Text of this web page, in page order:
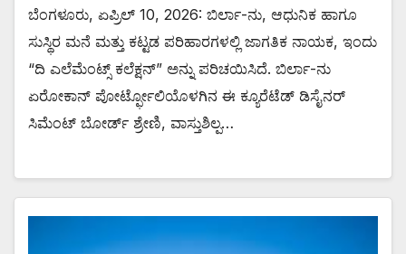
ಬೆಂಗಳೂರು, ಏಪ್ರಿಲ್ 10, 2026: ಬಿರ್ಲಾ-ನು, ಆಧುನಿಕ ಹಾಗೂ
ಸುಸ್ಥಿರ ಮನೆ ಮತ್ತು ಕಟ್ಟಡ ಪರಿಹಾರಗಳಲ್ಲಿ ಜಾಗತಿಕ ನಾಯಕ, ಇಂದು
“ದಿ ಎಲೆಮೆಂಟ್ಸ್ ಕಲೆಕ್ಷನ್” ಅನ್ನು ಪರಿಚಯಿಸಿದೆ. ಬಿರ್ಲಾ-ನು
ಏರೋಕಾನ್ ಪೋರ್ಟ್ಫೋಲಿಯೊಳಗಿನ ಈ ಕ್ಯೂರೆಟೆಡ್ ಡಿಸೈನರ್
ಸಿಮೆಂಟ್ ಬೋರ್ಡ್ ಶ್ರೇಣಿ, ವಾಸ್ತುಶಿಲ್ಪ…